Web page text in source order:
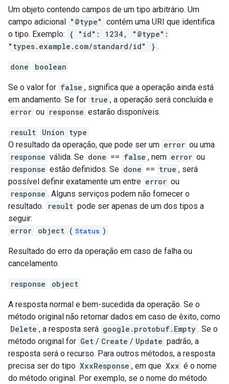
Um objeto contendo campos de um tipo arbitrário. Um
campo adicional "@type" contém uma URI que identifica
o tipo. Exemplo: { "id": 1234, "@type":
"types.example.com/standard/id" } .
done boolean
Se o valor for false , significa que a operação ainda está
em andamento. Se for true , a operação será concluída e
error ou response estarão disponíveis.
result
Union type
O resultado da operação, que pode ser um error ou uma
response válida. Se done == false , nem error ou
response estão definidos. Se done == true , será
possível definir exatamente um entre error ou
response . Alguns serviços podem não fornecer o
resultado. result pode ser apenas de um dos tipos a
seguir:
error
object ( Status )
Resultado do erro da operação em caso de falha ou
cancelamento.
response object
A resposta normal e bem-sucedida da operação. Se o
método original não retornar dados em caso de êxito, como
Delete , a resposta será google.protobuf.Empty . Se o
método original for Get / Create / Update padrão, a
resposta será o recurso. Para outros métodos, a resposta
precisa ser do tipo XxxResponse , em que Xxx é o nome
do método original. Por exemplo, se o nome do método